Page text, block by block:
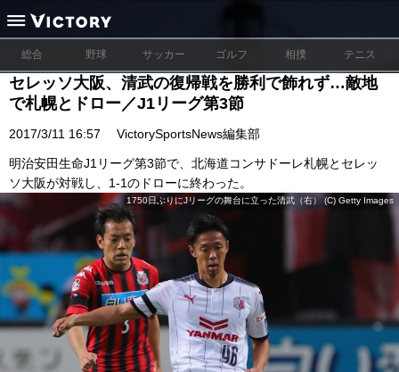
総合 野球 サッカー ゴルフ 相撲 テニス
セレッソ大阪、清武の復帰戦を勝利で飾れず…敵地
で札幌とドロー／J1リーグ第3節
2017/3/11 16:57 VictorySportsNews編集部
明治安田生命J1リーグ第3節で、北海道コンサドーレ札幌とセレッ
ソ大阪が対戦し、1-1のドローに終わった。
1750日ぶりにJリーグの舞台に立った清武（右） (C) Getty Images